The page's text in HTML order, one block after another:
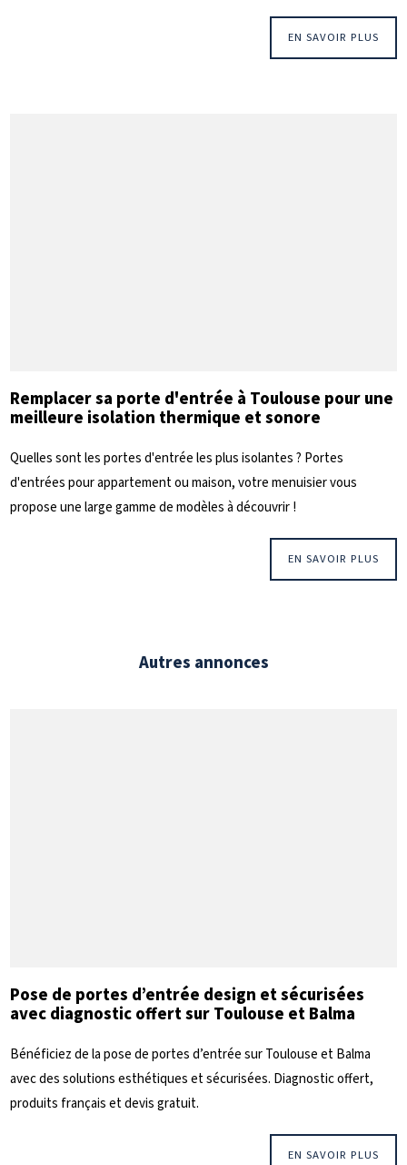
EN SAVOIR PLUS
Remplacer sa porte d'entrée à Toulouse pour une
meilleure isolation thermique et sonore
Quelles sont les portes d'entrée les plus isolantes ? Portes
d'entrées pour appartement ou maison, votre menuisier vous
propose une large gamme de modèles à découvrir !
EN SAVOIR PLUS
Autres annonces
Pose de portes d’entrée design et sécurisées
avec diagnostic offert sur Toulouse et Balma
Bénéficiez de la pose de portes d’entrée sur Toulouse et Balma
avec des solutions esthétiques et sécurisées. Diagnostic offert,
produits français et devis gratuit.
EN SAVOIR PLUS